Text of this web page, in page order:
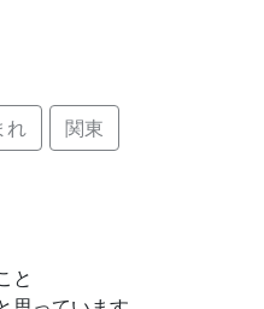
れ 関東
と